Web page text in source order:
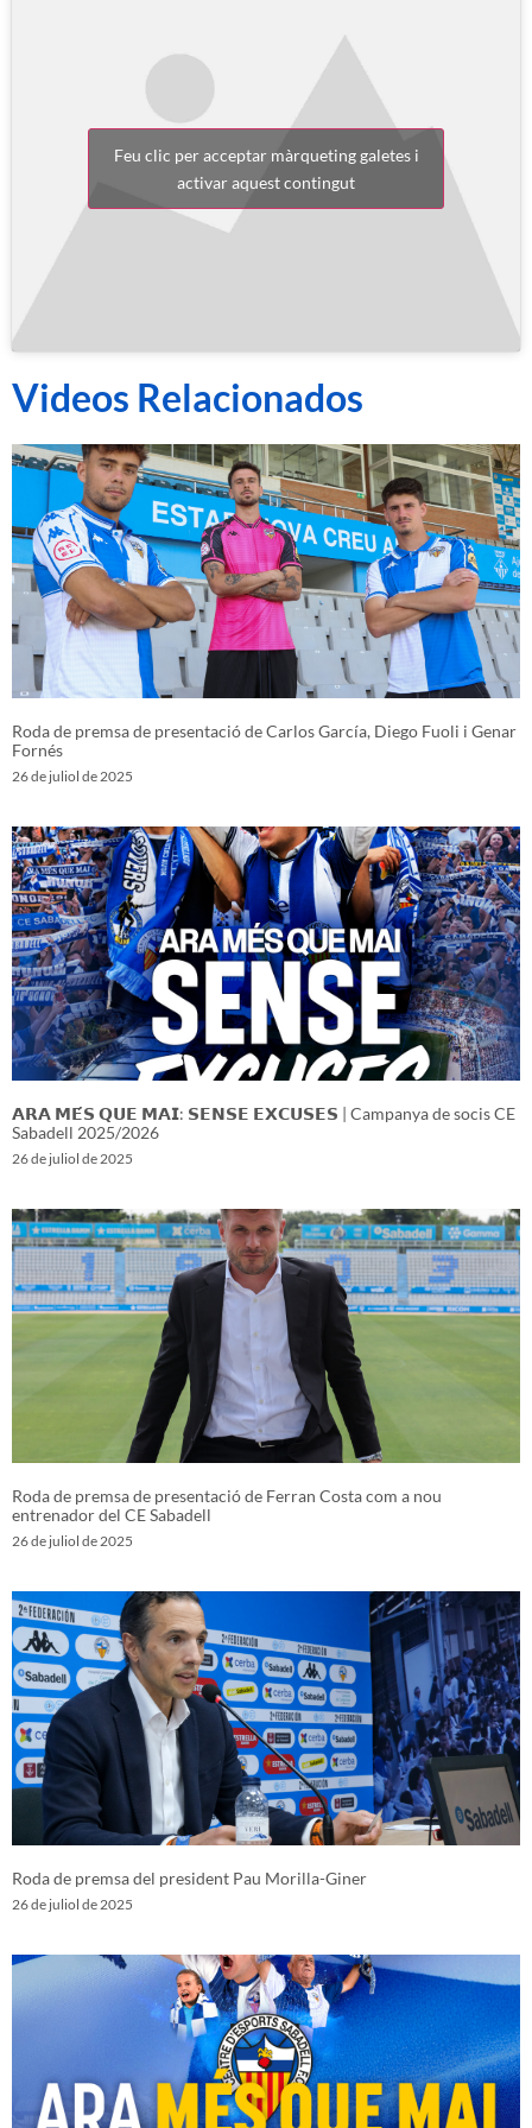
Feu clic per acceptar màrqueting galetes i
activar aquest contingut
Videos Relacionados
Roda de premsa de presentació de Carlos García, Diego Fuoli i Genar
Fornés
26 de juliol de 2025
𝗔𝗥𝗔 𝗠𝗘́𝗦 𝗤𝗨𝗘 𝗠𝗔𝗜: 𝗦𝗘𝗡𝗦𝗘 𝗘𝗫𝗖𝗨𝗦𝗘𝗦 | Campanya de socis CE
Sabadell 2025/2026
26 de juliol de 2025
Roda de premsa de presentació de Ferran Costa com a nou
entrenador del CE Sabadell
26 de juliol de 2025
Roda de premsa del president Pau Morilla-Giner
26 de juliol de 2025